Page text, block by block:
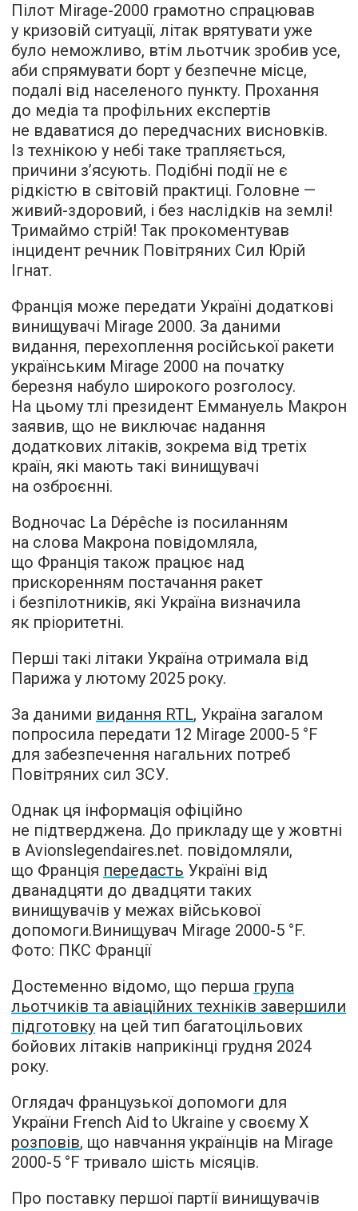
Пілот Mirage-2000 грамотно спрацював
у кризовій ситуації, літак врятувати уже
було неможливо, втім льотчик зробив усе,
аби спрямувати борт у безпечне місце,
подалі від населеного пункту. Прохання
до медіа та профільних експертів
не вдаватися до передчасних висновків.
Із технікою у небі таке трапляється,
причини з’ясують. Подібні події не є
рідкістю в світовій практиці. Головне —
живий-здоровий, і без наслідків на землі!
Тримаймо стрій! Так прокоментував
інцидент речник Повітряних Сил Юрій
Ігнат.
Франція може передати Україні додаткові
винищувачі Mirage 2000. За даними
видання, перехоплення російської ракети
українським Mirage 2000 на початку
березня набуло широкого розголосу.
На цьому тлі президент Еммануель Макрон
заявив, що не виключає надання
додаткових літаків, зокрема від третіх
країн, які мають такі винищувачі
на озброєнні.
Водночас La Dépêche із посиланням
на слова Макрона повідомляла,
що Франція також працює над
прискоренням постачання ракет
і безпілотників, які Україна визначила
як пріоритетні.
Перші такі літаки Україна отримала від
Парижа у лютому 2025 року.
За даними видання RTL, Україна загалом
попросила передати 12 Mirage 2000-5 °F
для забезпечення нагальних потреб
Повітряних сил ЗСУ.
Однак ця інформація офіційно
не підтверджена. До прикладу ще у жовтні
в Avionslegendaires.net. повідомляли,
що Франція передасть Україні від
дванадцяти до двадцяти таких
винищувачів у межах військової
допомоги.Винищувач Mirage 2000-5 °F.
Фото: ПКС Франції
Достеменно відомо, що перша група
льотчиків та авіаційних техніків завершили
підготовку на цей тип багатоцільових
бойових літаків наприкінці грудня 2024
року.
Оглядач французької допомоги для
України French Aid to Ukraine у своєму Х
розповів, що навчання українців на Mirage
2000-5 °F тривало шість місяців.
Про поставку першої партії винищувачів